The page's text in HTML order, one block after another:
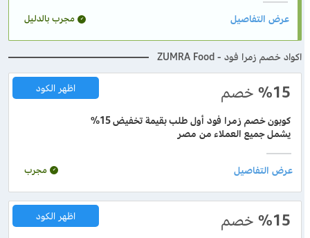
مجرب بالدليل
اكواد خصم زمرا فود - ZUMRA Food
%15 خصم
كوبون خصم زمرا فود أول طلب بقيمة تخفيض 15%
يشمل جميع العملاء من مصر
اظهر الكود
مجرب
%15 خصم اظهر الكود